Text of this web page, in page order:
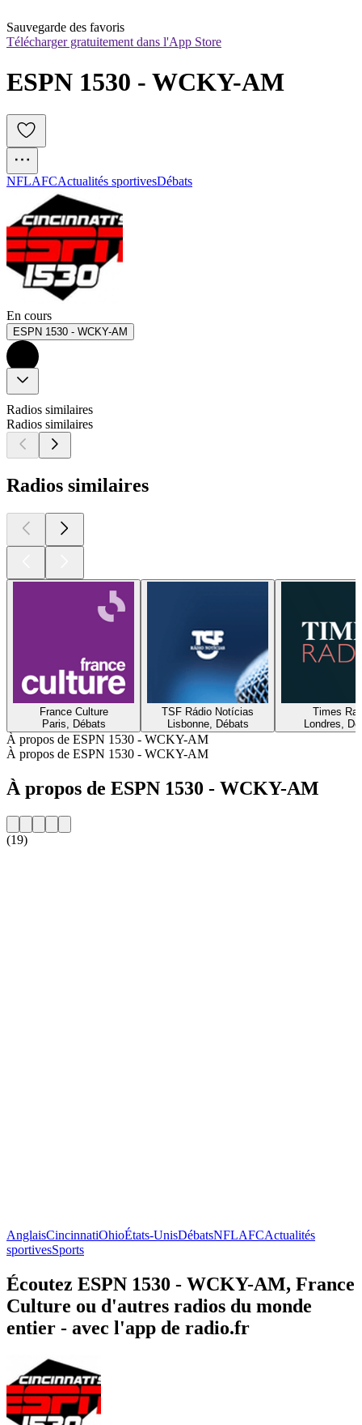
Sauvegarde des favoris
Télécharger gratuitement dans l'App Store
ESPN 1530 - WCKY-AM
NFLAFCActualités sportivesDébats
En cours
ESPN 1530 - WCKY-AM
Radios similaires
Radios similaires
Radios similaires
France Culture
Paris, Débats
TSF Rádio Notícias
Lisbonne, Débats
Times
Londres,
À propos de ESPN 1530 - WCKY-AM
À propos de ESPN 1530 - WCKY-AM
À propos de ESPN 1530 - WCKY-AM
(19)
AnglaisCincinnatiOhioÉtats-UnisDébatsNFLAFCActualités
sportivesSports
Écoutez ESPN 1530 - WCKY-AM, France
Culture ou d'autres radios du monde
entier - avec l'app de radio.fr